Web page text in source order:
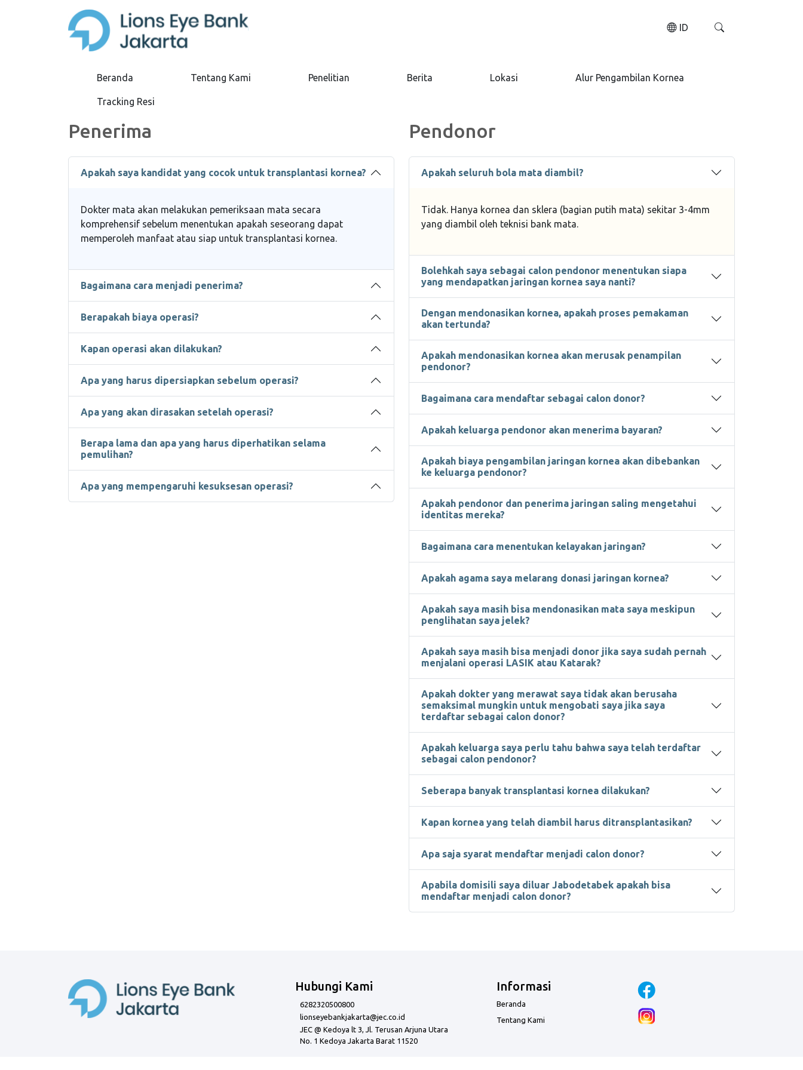
ID
Beranda Tentang Kami Penelitian Berita Lokasi Alur Pengambilan Kornea
Tracking Resi
Penerima
Apakah saya kandidat yang cocok untuk transplantasi kornea?
Dokter mata akan melakukan pemeriksaan mata secara
komprehensif sebelum menentukan apakah seseorang dapat
memperoleh manfaat atau siap untuk transplantasi kornea.
Bagaimana cara menjadi penerima?
Berapakah biaya operasi?
Kapan operasi akan dilakukan?
Apa yang harus dipersiapkan sebelum operasi?
Apa yang akan dirasakan setelah operasi?
Berapa lama dan apa yang harus diperhatikan selama
pemulihan?
Apa yang mempengaruhi kesuksesan operasi?
Pendonor
Apakah seluruh bola mata diambil?
Tidak. Hanya kornea dan sklera (bagian putih mata) sekitar 3-4mm
yang diambil oleh teknisi bank mata.
Bolehkah saya sebagai calon pendonor menentukan siapa
yang mendapatkan jaringan kornea saya nanti?
Dengan mendonasikan kornea, apakah proses pemakaman
akan tertunda?
Apakah mendonasikan kornea akan merusak penampilan
pendonor?
Bagaimana cara mendaftar sebagai calon donor?
Apakah keluarga pendonor akan menerima bayaran?
Apakah biaya pengambilan jaringan kornea akan dibebankan
ke keluarga pendonor?
Apakah pendonor dan penerima jaringan saling mengetahui
identitas mereka?
Bagaimana cara menentukan kelayakan jaringan?
Apakah agama saya melarang donasi jaringan kornea?
Apakah saya masih bisa mendonasikan mata saya meskipun
penglihatan saya jelek?
Apakah saya masih bisa menjadi donor jika saya sudah pernah
menjalani operasi LASIK atau Katarak?
Apakah dokter yang merawat saya tidak akan berusaha
semaksimal mungkin untuk mengobati saya jika saya
terdaftar sebagai calon donor?
Apakah keluarga saya perlu tahu bahwa saya telah terdaftar
sebagai calon pendonor?
Seberapa banyak transplantasi kornea dilakukan?
Kapan kornea yang telah diambil harus ditransplantasikan?
Apa saja syarat mendaftar menjadi calon donor?
Apabila domisili saya diluar Jabodetabek apakah bisa
mendaftar menjadi calon donor?
Hubungi Kami
6282320500800
lionseyebankjakarta@jec.co.id
JEC @ Kedoya lt 3, Jl. Terusan Arjuna Utara
No. 1 Kedoya Jakarta Barat 11520
Informasi
Beranda
Tentang Kami